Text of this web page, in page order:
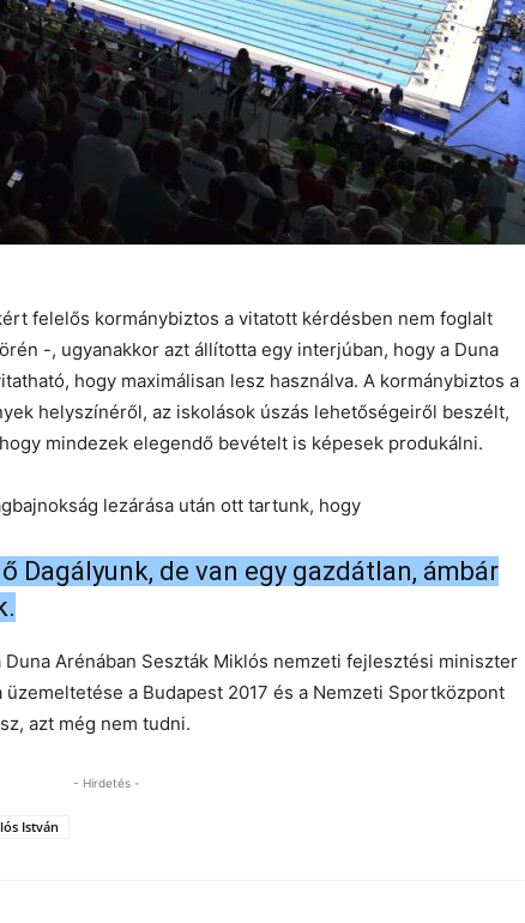
felelős kormánybiztos a vitatott kérdésben nem foglalt
-, ugyanakkor azt állította egy interjúban, hogy a Duna
hogy maximálisan lesz használva. A kormánybiztos a
helyszínéről, az iskolások úszás lehetőségeiről beszélt,
mindezek elegendő bevételt is képesek produkálni.
lezárása után ott tartunk, hogy
Dagályunk, de van egy gazdátlan, ámbár
Arénában Seszták Miklós nemzeti fejlesztési miniszter
a Budapest 2017 és a Nemzeti Sportközpont
azt még nem tudni.
- Hirdetés -
István